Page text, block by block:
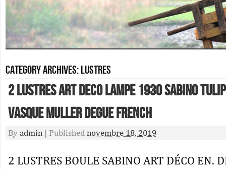
Category Archives:lustres
2 Lustres Art Deco Lampe 1930 Sabino
Vasque Muller Degue French
By admin | Published novembre 18, 2019
2 LUSTRES BOULE SABINO ART DÉCO EN.